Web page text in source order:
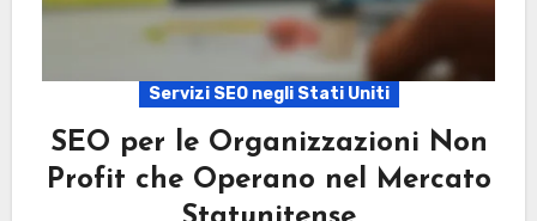
Servizi SEO negli Stati Uniti
SEO per le Organizzazioni Non
Profit che Operano nel Mercato